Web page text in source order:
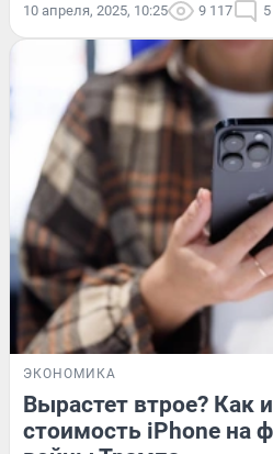
10 апреля, 2025, 10:25 9 117 5
ЭКОНОМИКА
Вырастет втрое? Как
стоимость iPhone на